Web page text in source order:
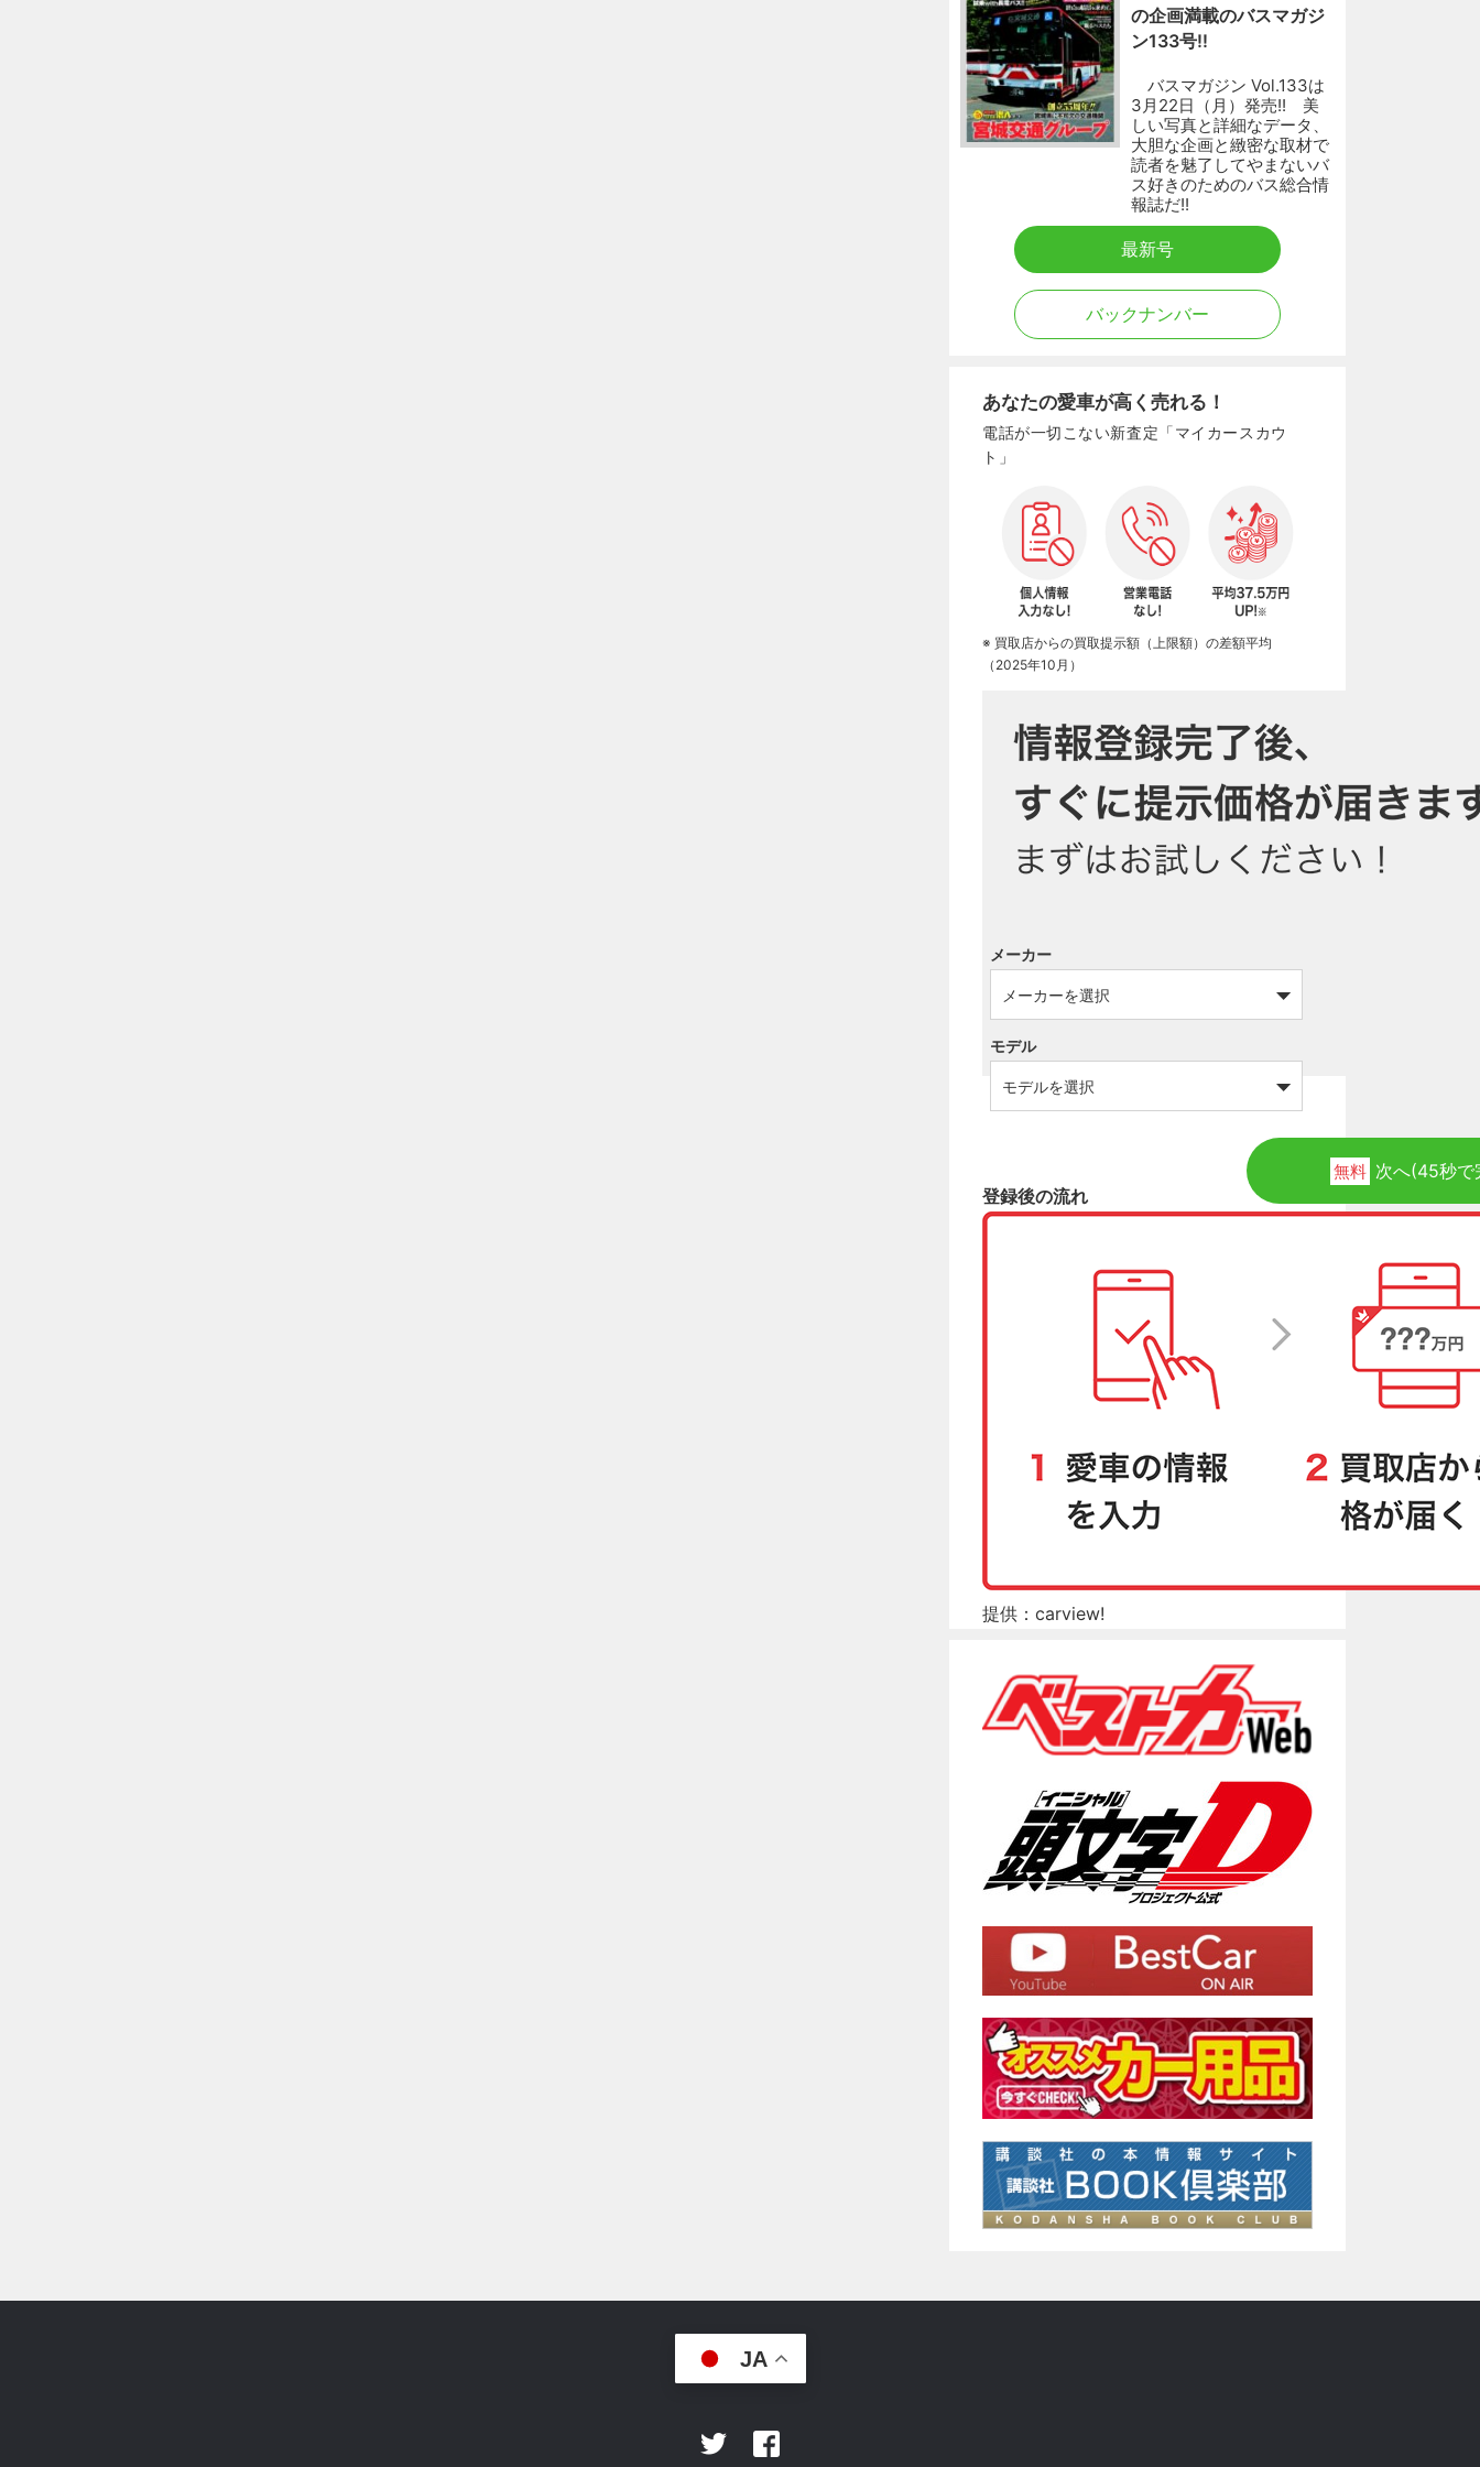
の企画満載のバスマガジ
ン133号!!
バスマガジン Vol.133は
3月22日（月）発売!! 美
しい写真と詳細なデータ、
大胆な企画と緻密な取材で
読者を魅了してやまないバ
ス好きのためのバス総合情
報誌だ!!
最新号
バックナンバー
あなたの愛車が高く売れる！
電話が一切こない新査定「マイカースカウ
ト」
※ 買取店からの買取提示額（上限額）の差額平均
（2025年10月）
メーカー
モデル
無料 次へ(45秒で
登録後の流れ
提供：carview!
JA
Twitter